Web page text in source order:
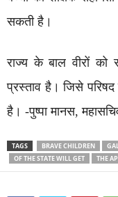
सकती है।
राज्य के बाल वीरों को
प्रस्ताव है। जिसे
है। -पुष्पा मानस,
TAGS BRAVE CHILDREN
OF THE STATE WILL GET
THE